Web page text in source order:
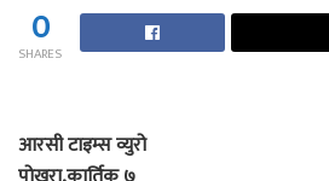
0
SHARES
आरसी टाइम्स व्युरो